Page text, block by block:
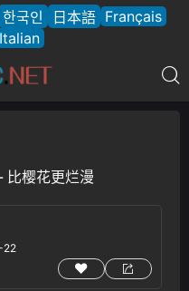
한국인 日本語 Français
Italian
樱花更烂漫
22